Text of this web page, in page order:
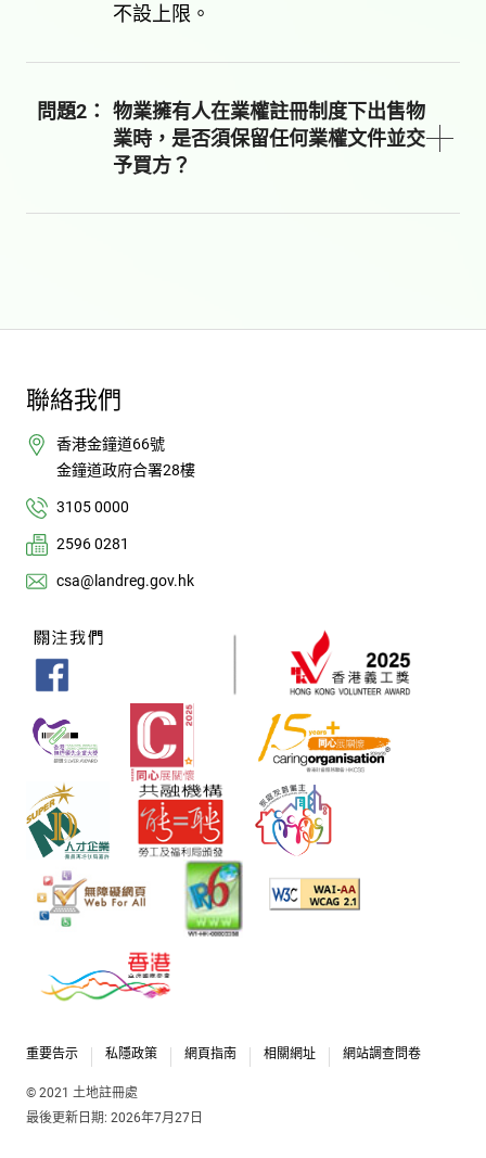
不設上限。
問題2：
物業擁有人在業權註冊制度下出售物
業時，是否須保留任何業權文件並交
予買方？
聯絡我們
香港金鐘道66號
金鐘道政府合署28樓
3105 0000
2596 0281
csa@landreg.gov.hk
重要告示 私隱政策 網頁指南 相關網址 網站調查問卷
© 2021 土地註冊處
最後更新日期: 2026年7月27日